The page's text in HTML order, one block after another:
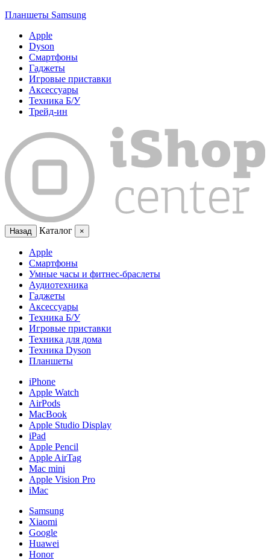
Планшеты Samsung
Apple
Dyson
Смартфоны
Гаджеты
Игровые приставки
Аксессуары
Техника Б/У
Трейд-ин
Назад Каталог ×
Apple
Смартфоны
Умные часы и фитнес-браслеты
Аудиотехника
Гаджеты
Аксессуары
Техника Б/У
Игровые приставки
Техника для дома
Техника Dyson
Планшеты
iPhone
Apple Watch
AirPods
MacBook
Apple Studio Display
iPad
Apple Pencil
Apple AirTag
Mac mini
Apple Vision Pro
iMac
Samsung
Xiaomi
Google
Huawei
Honor